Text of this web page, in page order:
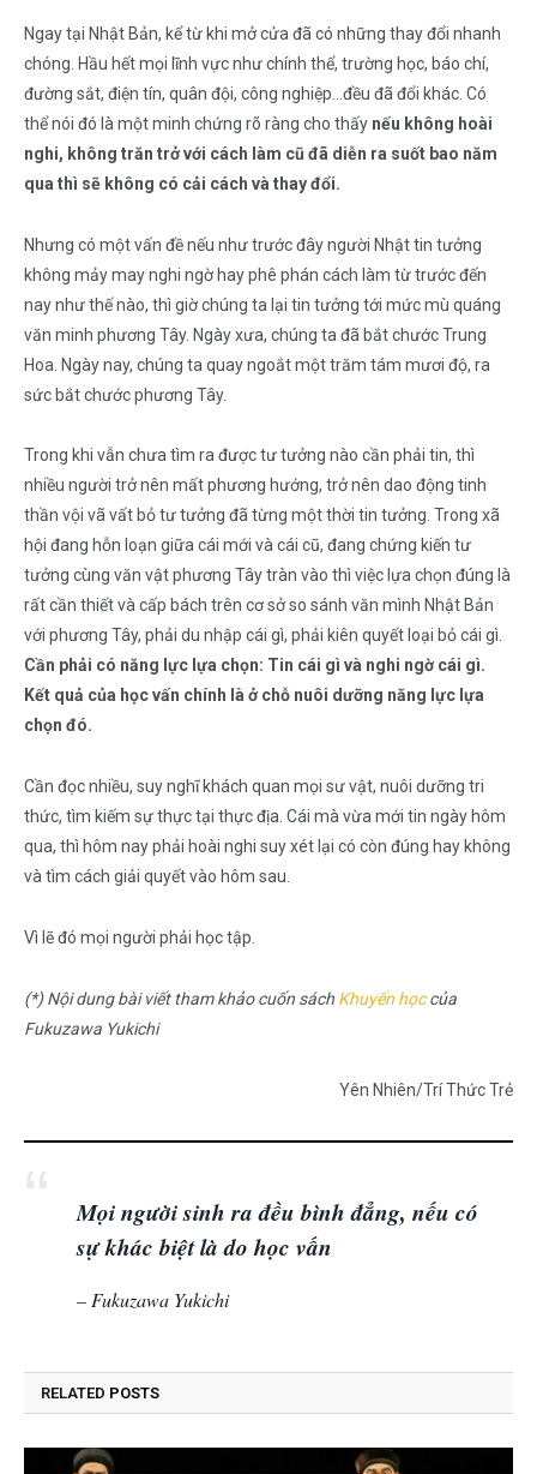
Ngay tại Nhật Bản, kể từ khi mở cửa đã có những thay đổi nhanh
chóng. Hầu hết mọi lĩnh vực như chính thể, trường học, báo chí,
đường sắt, điện tín, quân đội, công nghiệp…đều đã đổi khác. Có
thể nói đó là một minh chứng rõ ràng cho thấy nếu không hoài
nghi, không trăn trở với cách làm cũ đã diễn ra suốt bao năm
qua thì sẽ không có cải cách và thay đổi.
Nhưng có một vấn đề nếu như trước đây người Nhật tin tưởng
không mảy may nghi ngờ hay phê phán cách làm từ trước đến
nay như thế nào, thì giờ chúng ta lại tin tưởng tới mức mù quáng
văn minh phương Tây. Ngày xưa, chúng ta đã bắt chước Trung
Hoa. Ngày nay, chúng ta quay ngoắt một trăm tám mươi độ, ra
sức bắt chước phương Tây.
Trong khi vẫn chưa tìm ra được tư tưởng nào cần phải tin, thì
nhiều người trở nên mất phương hướng, trở nên dao động tinh
thần vội vã vất bỏ tư tưởng đã từng một thời tin tưởng. Trong xã
hội đang hỗn loạn giữa cái mới và cái cũ, đang chứng kiến tư
tưởng cùng văn vật phương Tây tràn vào thì việc lựa chọn đúng là
rất cần thiết và cấp bách trên cơ sở so sánh văn mình Nhật Bản
với phương Tây, phải du nhập cái gì, phải kiên quyết loại bỏ cái gì.
Cần phải có năng lực lựa chọn: Tin cái gì và nghi ngờ cái gì.
Kết quả của học vấn chính là ở chỗ nuôi dưỡng năng lực lựa
chọn đó.
Cần đọc nhiều, suy nghĩ khách quan mọi sư vật, nuôi dưỡng tri
thức, tìm kiếm sự thực tại thực địa. Cái mà vừa mới tin ngày hôm
qua, thì hôm nay phải hoài nghi suy xét lại có còn đúng hay không
và tìm cách giải quyết vào hôm sau.
Vì lẽ đó mọi người phải học tập.
(*) Nội dung bài viết tham khảo cuốn sách Khuyến họccủa
Fukuzawa Yukichi
Yên Nhiên/Trí Thức Trẻ
Mọi người sinh ra đều bình đẳng, nếu có
sự khác biệt là do học vấn
– Fukuzawa Yukichi
RELATED POSTS